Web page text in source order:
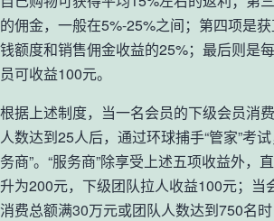
的佣金，一般在5%-25%之间；第四项是
钱额度和销售佣金收益的25%；最后则是
员可收益100元。
根据上述制度，当一名会员的下级会员消
人数达到25人后，通过环球捕手“管家”考
务商”。“服务商”除享受上述五项收益外，
升为200元，下级团队拉人收益100元；当
消费总额满30万元或团队人数达到750名